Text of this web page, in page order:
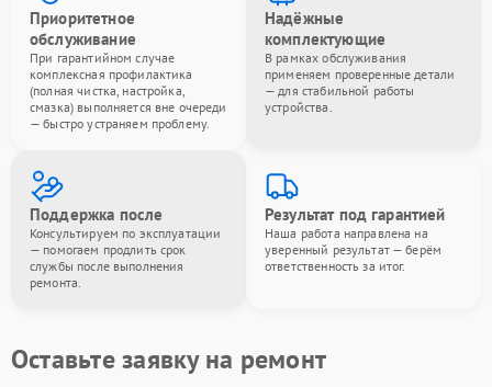
Приоритетное
обслуживание
При гарантийном случае
комплексная профилактика
(полная чистка, настройка,
смазка) выполняется вне очереди
— быстро устраняем проблему.
Надёжные
комплектующие
В рамках обслуживания
применяем проверенные детали
— для стабильной работы
устройства.
Поддержка после
Консультируем по эксплуатации
— помогаем продлить срок
службы после выполнения
ремонта.
Результат под гарантией
Наша работа направлена на
уверенный результат — берём
ответственность за итог.
Оставьте заявку на ремонт